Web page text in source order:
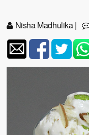
Nisha Madhulika|